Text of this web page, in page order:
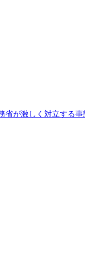
省が激しく対立する